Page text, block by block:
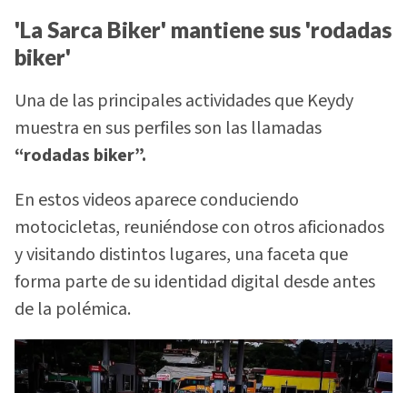
'La Sarca Biker' mantiene sus 'rodadas
biker'
Una de las principales actividades que Keydy
muestra en sus perfiles son las llamadas
“rodadas biker”.
En estos videos aparece conduciendo
motocicletas, reuniéndose con otros aficionados
y visitando distintos lugares, una faceta que
forma parte de su identidad digital desde antes
de la polémica.